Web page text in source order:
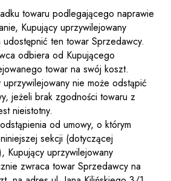
towaru podlegającego naprawie
Kupujący uprzywilejowany
udostępnić ten towar Sprzedawcy.
odbiera od Kupującego
towar na swój koszt.
uprzywilejowany nie może odstąpić
jeżeli brak zgodności towaru z
nieistotny.
od umowy, o którym
sekcji (dotyczącej
Kupujący uprzywilejowany
zwraca towar Sprzedawcy na